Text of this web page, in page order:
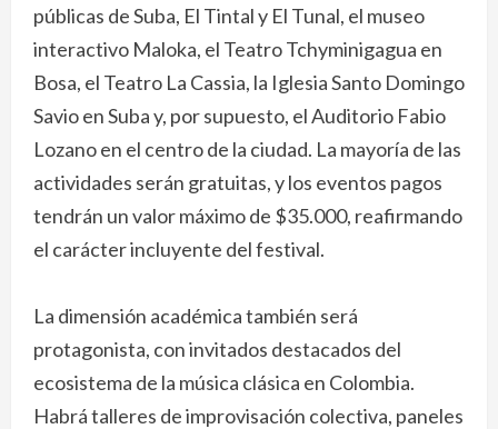
públicas de Suba, El Tintal y El Tunal, el museo
interactivo Maloka, el Teatro Tchyminigagua en
Bosa, el Teatro La Cassia, la Iglesia Santo Domingo
Savio en Suba y, por supuesto, el Auditorio Fabio
Lozano en el centro de la ciudad. La mayoría de las
actividades serán gratuitas, y los eventos pagos
tendrán un valor máximo de $35.000, reafirmando
el carácter incluyente del festival.
La dimensión académica también será
protagonista, con invitados destacados del
ecosistema de la música clásica en Colombia.
Habrá talleres de improvisación colectiva, paneles